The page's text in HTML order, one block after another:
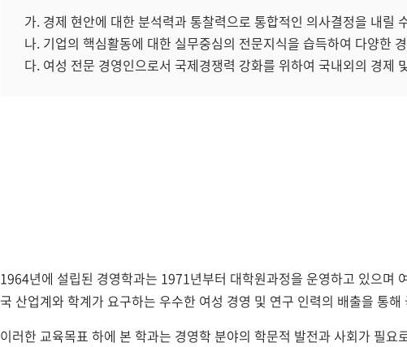
가. 경제 현안에 대한 분석력과 통찰력으로 통합적인 의사결정을 내릴
나. 기업의 핵심활동에 대한 실무중심의 전문지식을 습득하여 다양한
다. 여성 전문 경영인으로서 국제경쟁력 강화를 위하여 국내외의 경제
1964년에 설립된 경영학과는 1971년부터 대학원과정을 운영하고 있으며
국 산업계와 학계가 요구하는 우수한 여성 경영 및 연구 인력의 배출을 통
이러한 교육목표 하에 본 학과는 경영학 분야의 학문적 발전과 사회가 필